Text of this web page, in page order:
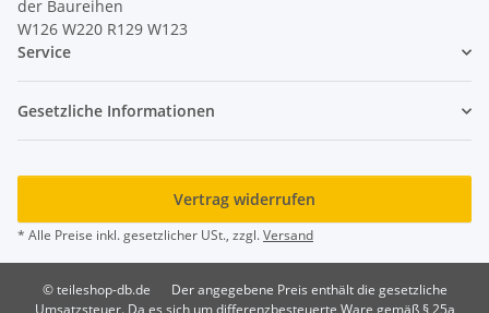
der Baureihen
W126 W220 R129 W123
Service
Gesetzliche Informationen
Vertrag widerrufen
* Alle Preise inkl. gesetzlicher USt., zzgl.Versand
© teileshop-db.de
Der angegebene Preis enthält die gesetzliche
Umsatzsteuer. Da es sich um differenzbesteuerte Ware gemäß § 25a